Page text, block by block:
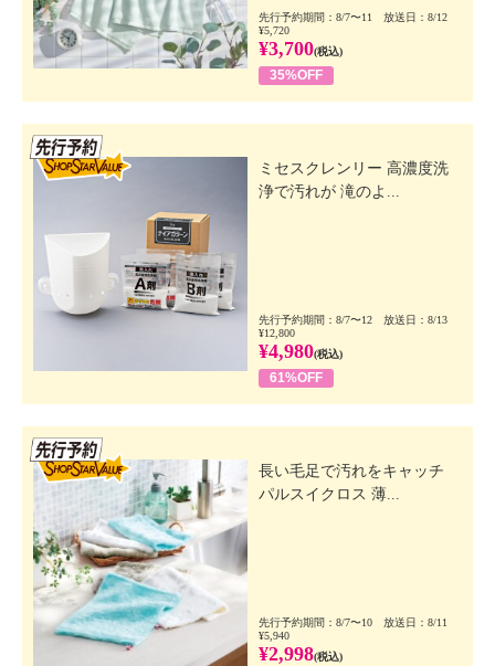
先行予約期間：8/7〜11 放送日：8/12
¥5,720
¥3,700(税込)
35%OFF
ミセスクレンリー 高濃度洗
浄で汚れが 滝のよ...
先行予約期間：8/7〜12 放送日：8/13
¥12,800
¥4,980(税込)
61%OFF
長い毛足で汚れをキャッチ
パルスイクロス 薄...
先行予約期間：8/7〜10 放送日：8/11
¥5,940
¥2,998(税込)